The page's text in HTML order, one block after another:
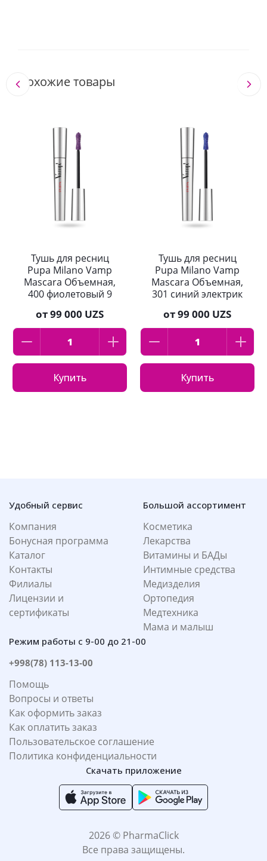
Похожие товары
Тушь для ресниц
Pupa Milano Vamp
Mascara Объемная,
400 фиолетовый 9
от99 000 UZS
Купить
Тушь для ресниц
Pupa Milano Vamp
Mascara Объемная,
301 синий электрик
от99 000 UZS
Купить
Удобный сервис
Компания
Бонусная программа
Каталог
Контакты
Филиалы
Лицензии и
сертификаты
Большой ассортимент
Косметика
Лекарства
Витамины и БАДы
Интимные средства
Медизделия
Ортопедия
Медтехника
Мама и малыш
Режим работы с 9-00 до 21-00
+998(78) 113-13-00
Помощь
Вопросы и ответы
Как оформить заказ
Как оплатить заказ
Пользовательское соглашение
Политика конфиденциальности
Скачать приложение
2026 © PharmaClick
Все права защищены.